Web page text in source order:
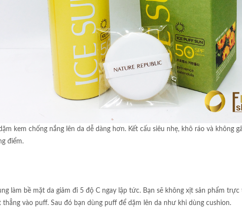
kem chống nắng lên da dễ dàng hơn. Kết cấu siêu nhẹ, khô ráo và không
điểm.
làm bề mặt da giảm đi 5 độ C ngay lập tức. Bạn sẽ không xịt sản phẩm
vào puff. Sau đó bạn dùng puff để dặm lên da như khi dùng cushion.